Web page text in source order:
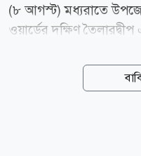
(৮ আগস্ট) মধ্যরাতে
ওয়ার্ডের দক্ষিণ
উপজেলা বিএনপির সাবেক
যায়, শনিবার মধ্যরাতে